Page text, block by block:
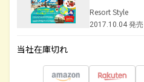
Resort Style
2017.10.04 発売
当社在庫切れ